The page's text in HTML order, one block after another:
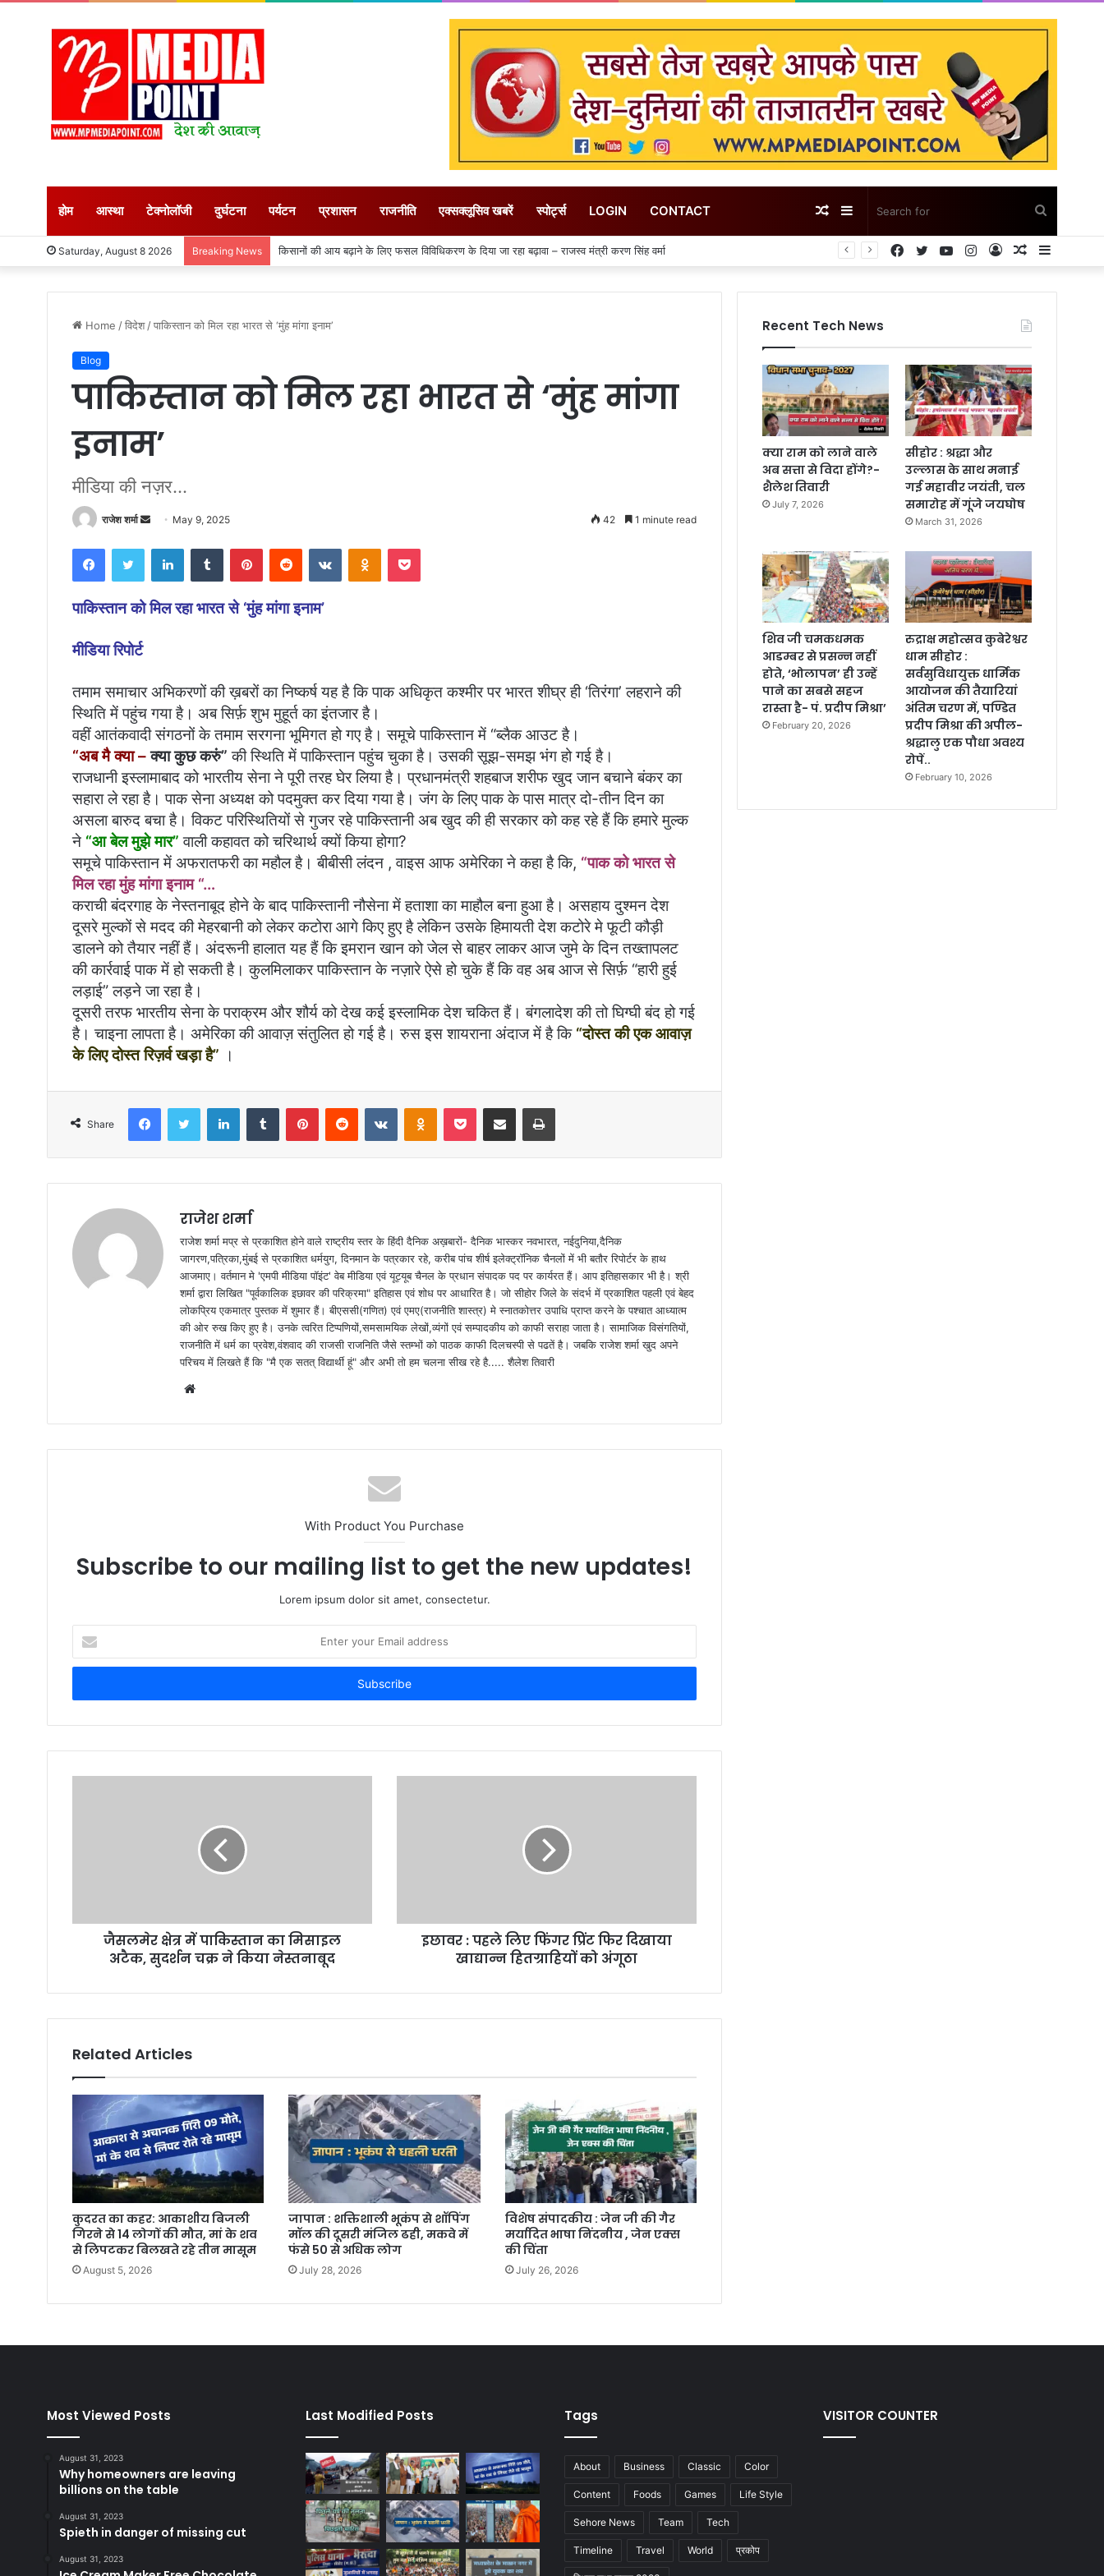
होम आस्था टेक्नोलॉजी दुर्घटना पर्यटन प्रशासन राजनीति एक्सक्लूसिव खबरें स्पोर्ट्स LOGIN CONTACT
for
Sidebar
Random
Article
Saturday, August 8 2026 Breaking News किसानों की आय बढ़ाने के लिए फसल विविधिकरण के दिया जा रहा बढ़ावा – राजस्व मंत्री करण सिंह वर्मा
Random
Log
Instagram
YouTube
Twitter
Facebook
Home /विदेश /पाकिस्तान को मिल रहा भारत से ‘मुंह मांगा इनाम’
Blog
पाकिस्तान को मिल रहा भारत से ‘मुंह मांगा
इनाम’
मीडिया की नज़र...
राजेश शर्मा
d
a
i
l
May 9, 2025 42 1 minute read
पाकिस्तान को मिल रहा भारत से ‘मुंह मांगा इनाम’
मीडिया रिपोर्ट
तमाम समाचार अभिकरणों की ख़बरों का निष्कर्ष यह है कि पाक अधिकृत कश्मीर पर भारत शीघ्र ही ‘तिरंगा’ लहराने की
स्थिति में पहुंच गया है। अब सिर्फ़ शुभ मुहूर्त का इंतजार है।
वहीं आतंकवादी संगठनों के तमाम सरगना भूमिगत हो गए है। समूचे पाकिस्तान में “ब्लैक आउट है।
“अब मै क्या –क्या कुछ करुं” की स्थिति में पाकिस्तान पहुंच चुका है। उसकी सूझ-समझ भंग हो गई है।
राजधानी इस्लामाबाद को भारतीय सेना ने पूरी तरह घेर लिया है। प्रधानमंत्री शहबाज शरीफ खुद जान बचाने बंकर का
सहारा ले रहा है। पाक सेना अध्यक्ष को पदमुक्त कर दिया गया है। जंग के लिए पाक के पास मात्र दो-तीन दिन का
असला बारुद बचा है। विकट परिस्थितियों से गुजर रहे पाकिस्तानी अब खुद की ही सरकार को कह रहे हैं कि हमारे मुल्क
ने “आ बेल मुझे मार” वाली कहावत को चरिथार्थ क्यों किया होगा?
समूचे पाकिस्तान में अफरातफरी का महौल है। बीबीसी लंदन , वाइस आफ अमेरिका ने कहा है कि, “पाक को भारत से
मिल रहा मुंह मांगा इनाम “…
कराची बंदरगाह के नेस्तनाबूद होने के बाद पाकिस्तानी नौसेना में हताशा का माहौल बना हुआ है। असहाय दुश्मन देश
दूसरे मुल्कों से मदद की मेहरबानी को लेकर कटोरा आगे किए हुए है लेकिन उसके हिमायती देश कटोरे मे फूटी कौड़ी
डालने को तैयार नहीं हैं। अंदरूनी हालात यह हैं कि इमरान खान को जेल से बाहर लाकर आज जुमे के दिन तख्तापलट
की कार्रवाई पाक में हो सकती है। कुलमिलाकर पाकिस्तान के नज़ारे ऐसे हो चुके हैं कि वह अब आज से सिर्फ़ “हारी हुई
लड़ाई” लड़ने जा रहा है।
दूसरी तरफ भारतीय सेना के पराक्रम और शौर्य को देख कई इस्लामिक देश चकित हैं। बंगलादेश की तो घिग्घी बंद हो गई
है। चाइना लापता है। अमेरिका की आवाज़ संतुलित हो गई है। रुस इस शायराना अंदाज में है कि “दोस्त की एक आवाज़
के लिए दोस्त रिज़र्व खड़ा है” ।
Share
राजेश शर्मा
राजेश शर्मा मप्र से प्रकाशित होने वाले राष्ट्रीय स्तर के हिंदी दैनिक अख़बारों- दैनिक भास्कर नवभारत, नईदुनिया,दैनिक
जागरण,पत्रिका,मुंबई से प्रकाशित धर्मयुग, दिनमान के पत्रकार रहे, करीब पांच शीर्ष इलेक्ट्रॉनिक चैनलों में भी बतौर रिपोर्टर के हाथ
आजमाए। वर्तमान मे 'एमपी मीडिया पॉइंट' वेब मीडिया एवं यूट्यूब चैनल के प्रधान संपादक पद पर कार्यरत हैं। आप इतिहासकार भी है। श्री
शर्मा द्वारा लिखित "पूर्वकालिक इछावर की परिक्रमा" इतिहास एवं शोध पर आधारित है। जो सीहोर जिले के संदर्भ में प्रकाशित पहली एवं बेहद
लोकप्रिय एकमात्र पुस्तक में शुमार हैं। बीएससी(गणित) एवं एमए(राजनीति शास्त्र) मे स्नातकोत्तर उपाधि प्राप्त करने के पश्चात आध्यात्म
की ओर रुख किए हुए है। उनके त्वरित टिप्पणियों,समसामयिक लेखों,व्यंगों एवं सम्पादकीय को काफी सराहा जाता है। सामाजिक विसंगतियों,
राजनीति में धर्म का प्रवेश,वंशवाद की राजसी राजनिति जैसे स्तम्भों को पाठक काफी दिलचस्पी से पढतें है। जबकि राजेश शर्मा खुद अपने
परिचय में लिखते हैं कि "मै एक सतत् विद्यार्थी हूं" और अभी तो हम चलना सीख रहे है..... शैलेश तिवारी
b
s
With Product You Purchase
Subscribe to our mailing list to get the new updates!
Lorem ipsum dolor sit amet, consectetur.
t
r
u
r
जैसलमेर क्षेत्र में पाकिस्तान का मिसाइल
अटैक, सुदर्शन चक्र ने किया नेस्तनाबूद
इछावर : पहले लिए फिंगर प्रिंट फिर दिखाया
खाद्यान्न हितग्राहियों को अंगूठा
Related Articles
कुदरत का कहर: आकाशीय बिजली
गिरने से 14 लोगों की मौत, मां के शव
से लिपटकर बिलखते रहे तीन मासूम
August 5, 2026
जापान : शक्तिशाली भूकंप से शॉपिंग
मॉल की दूसरी मंजिल ढही, मकवे में
फंसे 50 से अधिक लोग
July 28, 2026
विशेष संपादकीय : जेन जी की गैर
मर्यादित भाषा निंदनीय , जेन एक्स
की चिंता
July 26, 2026
Recent Tech News
क्या राम को लाने वाले
अब सत्ता से विदा होंगे?-
शैलेश तिवारी
July 7, 2026
सीहोर : श्रद्धा और
उल्लास के साथ मनाई
गई महावीर जयंती, चल
समारोह में गूंजे जयघोष
March 31, 2026
शिव जी चमकधमक
आडम्बर से प्रसन्न नहीं
होते, ‘भोलापन’ ही उन्हें
पाने का सबसे सहज
रास्ता है- पं. प्रदीप मिश्रा’
February 20, 2026
रुद्राक्ष महोत्सव कुबेरेश्वर
धाम सीहोर :
सर्वसुविधायुक्त धार्मिक
आयोजन की तैयारियां
अंतिम चरण में, पण्डित
प्रदीप मिश्रा की अपील-
श्रद्धालु एक पौधा अवश्य
रोपें..
February 10, 2026
Most Viewed Posts
August 31, 2023
Why homeowners are leaving
billions on the table
August 31, 2023
Spieth in danger of missing cut
August 31, 2023
Last Modified Posts Tags
About Business Classic Color
Content Foods Games Life Style
Sehore News Team Tech
Timeline Travel World प्रकोप
VISITOR COUNTER